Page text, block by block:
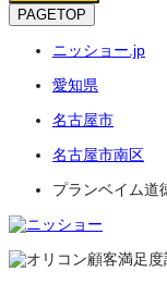
PAGETOP
ニッショー.jp
愛知県
名古屋市
名古屋市南区
プランベイム道